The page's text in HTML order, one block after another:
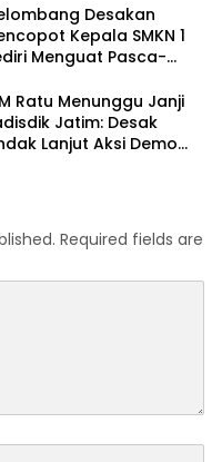
Aksi Damai
Polrestabes Surabaya
Desakan
Kepala SMKN 1
Menguat Pasca-
Doxing
Ratu Menunggu Janji
Jatim: Desak
Lanjut Aksi Demo
Required fields are